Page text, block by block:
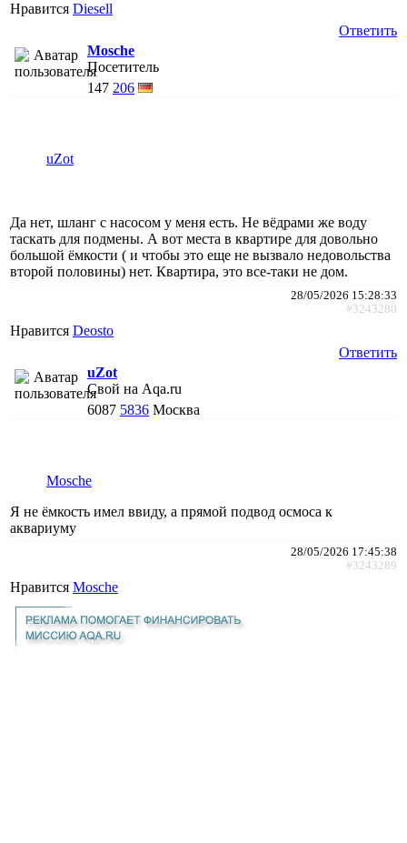
Нравится Diesell
Ответить
Mosche
Посетитель
147 206
uZot
Да нет, шланг с насосом у меня есть. Не вёдрами же воду
таскать для подмены. А вот места в квартире для довольно
большой ёмкости ( и чтобы это еще не вызвало недовольства
второй половины) нет. Квартира, это все-таки не дом.
28/05/2026 15:28:33
#3243280
Нравится Deosto
Ответить
uZot
Свой на Aqa.ru
6087 5836 Москва
Mosche
Я не ёмкость имел ввиду, а прямой подвод осмоса к
аквариуму
28/05/2026 17:45:38
#3243289
Нравится Mosche